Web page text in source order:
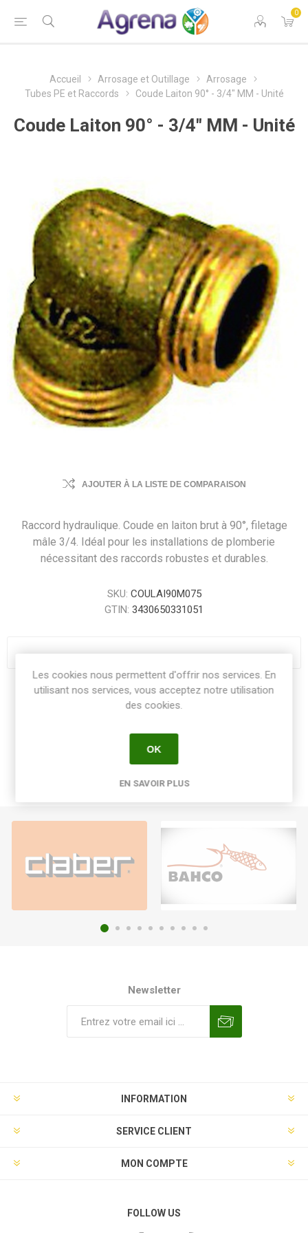
0
Accueil Arrosage et Outillage
Arrosage
Tubes PE et Raccords
Coude Laiton 90° - 3/4" MM - Unité
Coude Laiton 90° - 3/4" MM - Unité
AJOUTER À LA LISTE DE COMPARAISON
Raccord hydraulique. Coude en laiton brut à 90°, filetage
mâle 3/4. Idéal pour les installations de plomberie
nécessitant des raccords robustes et durables.
SKU: COULAI90M075
GTIN: 3430650331051
Share:
Newsletter
INFORMATION
SERVICE CLIENT
MON COMPTE
FOLLOW US
Les cookies nous permettent d'offrir nos services. En
utilisant nos services, vous acceptez notre utilisation
des cookies.
OK
EN SAVOIR PLUS